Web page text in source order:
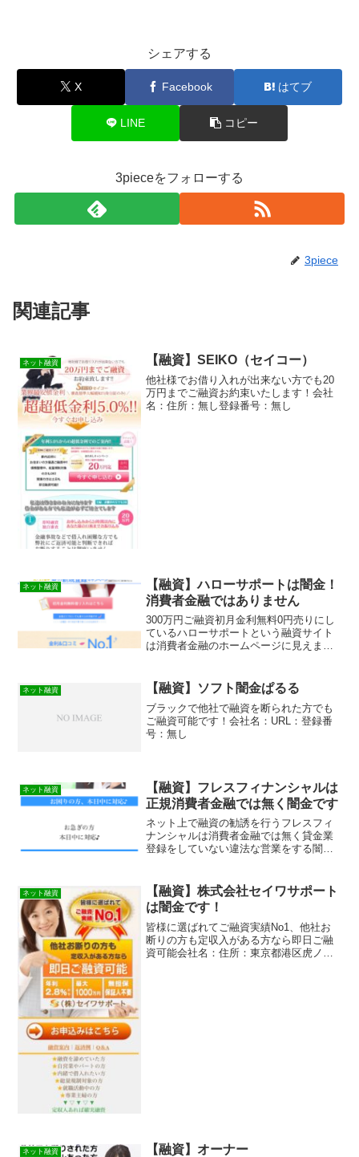
シェアする
X Facebook はてブ
LINE コピー
3pieceをフォローする
3piece
関連記事
ネット融資 【融資】SEIKO（セイコー）
他社様でお借り入れが出来ない方でも20
万円までご融資お約束いたします！会社
名：住所：無し登録番号：無し
ネット融資
【融資】ハローサポートは闇金！
消費者金融ではありません
300万円ご融資初月金利無料0円売りにし
ているハローサポートという融資サイト
は消費者金融のホームページに見えます
ません！表記している金額や金利も嘘で
す。この記事は闇金の見分け方やその手
口や嫌がらせなどを実際に体験をもとに
紹介しています。優良で審査の柔軟な貸
金業者の紹介と新しい審査なしも資金調
ネット融資 【融資】ソフト闇金ぱるる
ブラックで他社で融資を断られた方でも
ご融資可能です！会社名：URL：登録番
号：無し
ネット融資
【融資】フレスフィナンシャルは
正規消費者金融では無く闇金です
ネット上で融資の勧誘を行うフレスフィ
ナンシャルは消費者金融では無く貸金業
登録をしていない違法な営業をする闇金
か取り込み詐欺の被害に巻き込まれて携
帯電話や銀行口座を騙し取られてしまい
ますよ。
ネット融資
【融資】株式会社セイワサポート
は闇金です！
皆様に選ばれてご融資実績No1、他社お
断りの方も定収入がある方なら即日ご融
資可能会社名：住所：東京都港区虎ノ門
ネット融資 【融資】オーナー